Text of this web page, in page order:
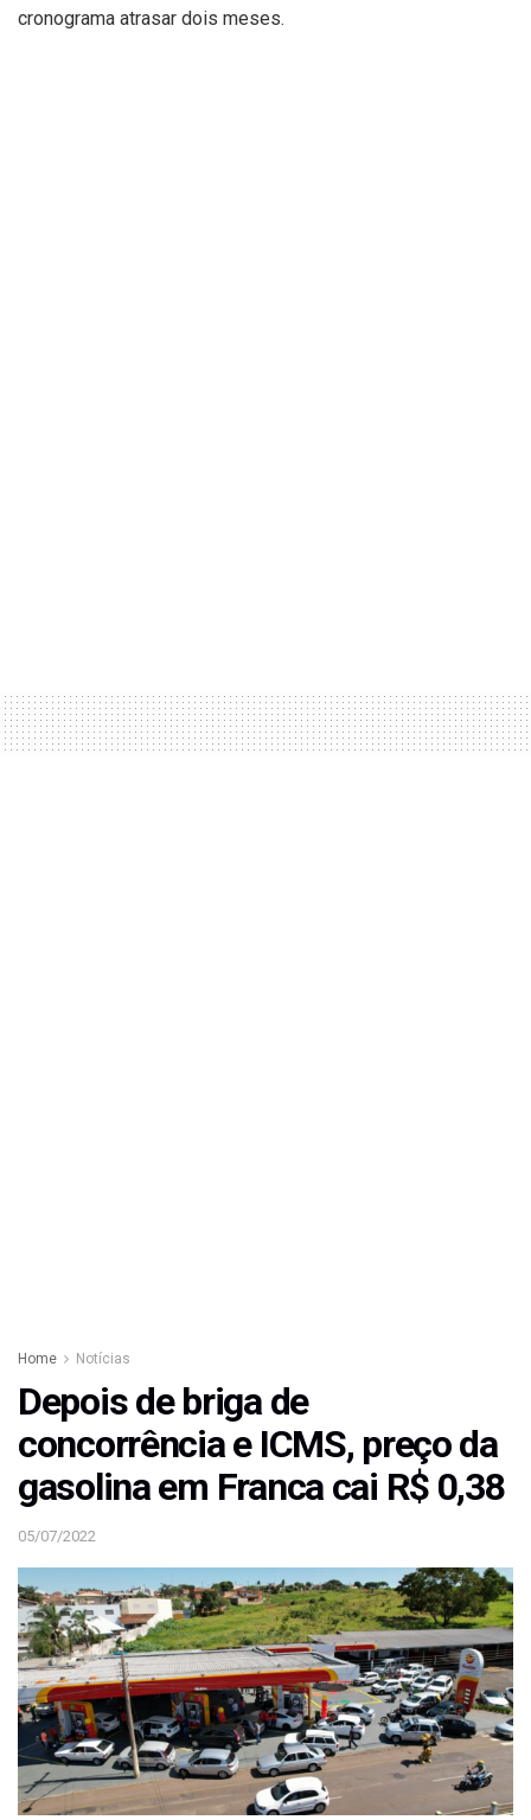
cronograma atrasar dois meses.
Home Notícias
Depois de briga de
concorrência e ICMS, preço da
gasolina em Franca cai R$ 0,38
05/07/2022